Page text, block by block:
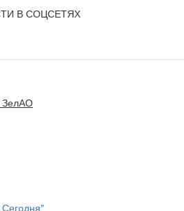
В СОЦСЕТЯХ
ЗелАО
Сегодня"